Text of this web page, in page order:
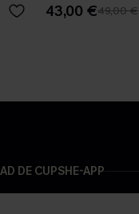
43,00 €49,00 €
DE CUPSHE-APP